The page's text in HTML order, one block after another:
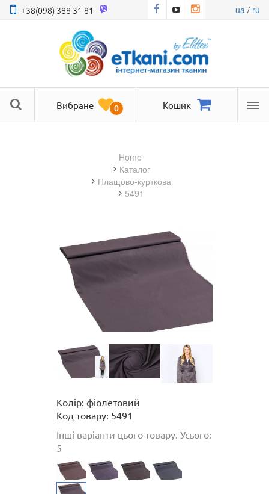
+38(098) 388 31 81 ua/ ru
Вибране 0 Кошик
Home
Каталог
плащово-курткова
5491
Колір: фіолетовий
Код товару: 5491
Інші варіанти цього товару. Усього:
5